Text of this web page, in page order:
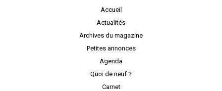
Accueil
Actualités
Archives du magazine
Petites annonces
Agenda
Quoi de neuf ?
Carnet